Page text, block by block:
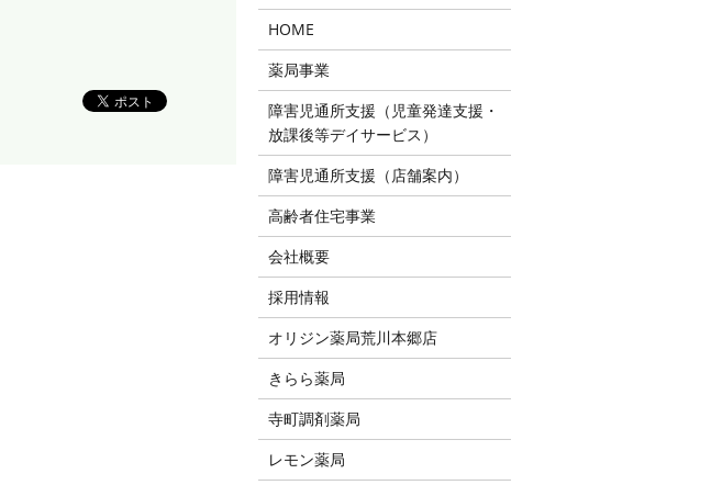
HOME
薬局事業
障害児通所支援（児童発達支援・
放課後等デイサービス）
障害児通所支援（店舗案内）
高齢者住宅事業
会社概要
採用情報
オリジン薬局荒川本郷店
きらら薬局
寺町調剤薬局
レモン薬局